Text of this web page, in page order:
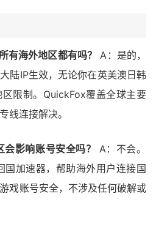
有海外地区都有吗？
A：是的，
陆IP生效，无论你在英美澳日韩
限制。QuickFox覆盖全球主要
线连接解决。
影响账号安全吗？
A：不会。
国加速器，帮助海外用户连接国
戏账号安全，不涉及任何破解或